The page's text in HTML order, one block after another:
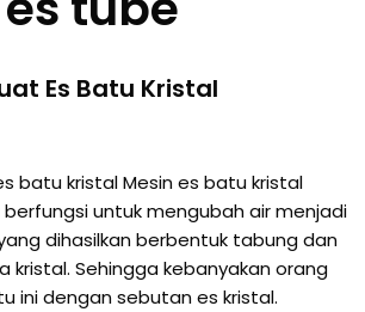
Es Batu Kristal
batu kristal Mesin es batu kristal
untuk mengubah air menjadi
dihasilkan berbentuk tabung dan
kristal. Sehingga kebanyakan orang
ini dengan sebutan es kristal.